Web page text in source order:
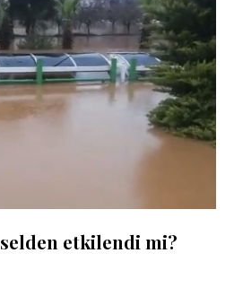
etkilendi mi?